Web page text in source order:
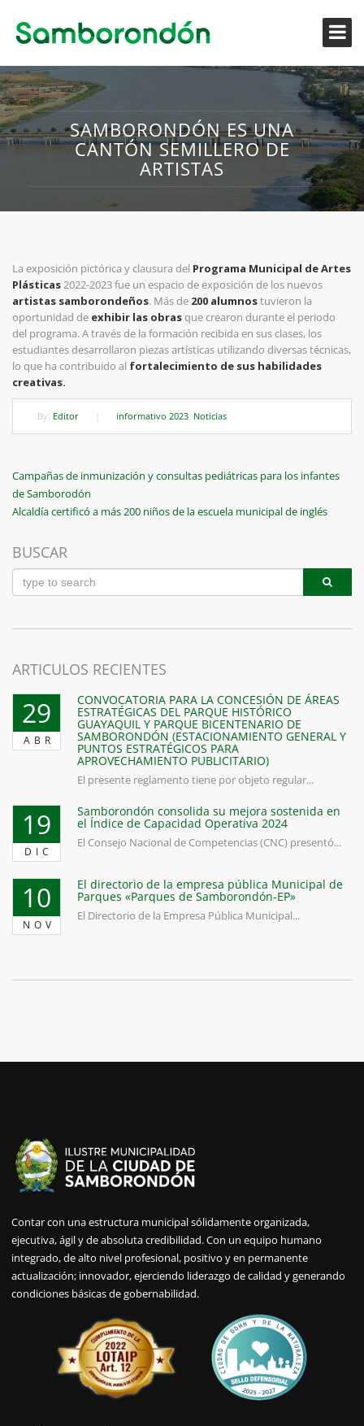
SAMBORONDÓN ES UNA
CANTÓN SEMILLERO DE
ARTISTAS
La exposición pictórica y clausura del Programa Municipal de Artes
Plásticas2022-2023 fue un espacio de exposición de los nuevos
artistas samborondeños. Más de 200 alumnostuvieron la
oportunidad de exhibir las obrasque crearon durante el periodo
del programa. A través de la formación recibida en sus clases, los
estudiantes desarrollaron piezas artísticas utilizando diversas técnicas,
lo que ha contribuido al fortalecimiento de sus habilidades
creativas.
By: Editor informativo 2023 Noticias
Navegación
de
Previous
Post
Campañas de inmunización y consultas pediátricas para los infantes
de Samborodón
Next
Alcaldía certificó a más 200 niños de la escuela municipal de inglés
BUSCAR
ARTICULOS RECIENTES
29
ABR
CONVOCATORIA PARA LA CONCESIÓN DE ÁREAS
ESTRATÉGICAS DEL PARQUE HISTÓRICO
GUAYAQUIL Y PARQUE BICENTENARIO DE
SAMBORONDÓN (ESTACIONAMIENTO GENERAL Y
PUNTOS ESTRATÉGICOS PARA
APROVECHAMIENTO PUBLICITARIO)
El presente reglamento tiene por objeto regular...
19
DIC
Samborondón consolida su mejora sostenida en
el Índice de Capacidad Operativa 2024
El Consejo Nacional de Competencias (CNC) presentó...
10
NOV
El directorio de la empresa pública Municipal de
Parques «Parques de Samborondón-EP»
El Directorio de la Empresa Pública Municipal...
Contar con una estructura municipal sólidamente organizada,
ejecutiva, ágil y de absoluta credibilidad. Con un equipo humano
integrado, de alto nivel profesional, positivo y en permanente
actualización; innovador, ejerciendo liderazgo de calidad y generando
condiciones básicas de gobernabilidad.